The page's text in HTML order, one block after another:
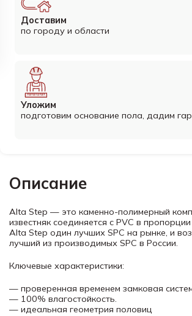
Доставим
по городу и области
Уложим
подготовим основание пола, дадим
Описание
Alta Step — это каменно-полимерный
известняк соединяется с PVC в
Alta Step один лучших SPC на рынке, и
лучший из производимых SPC в России.
Ключевые характеристики:
— проверенная временем замковая
— 100% влагостойкость.
— идеальная геометрия половиц